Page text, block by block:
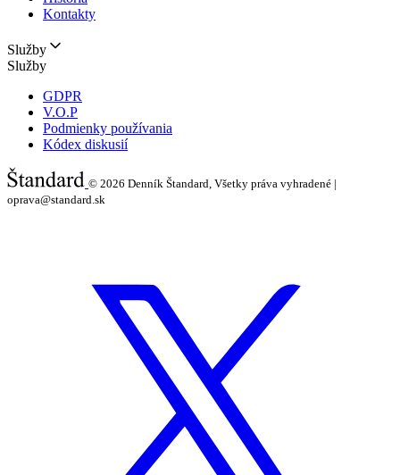
Kontakty
Služby
Služby
GDPR
V.O.P
Podmienky používania
Kódex diskusií
© 2026 Denník Štandard, Všetky práva vyhradené |
oprava@standard.sk